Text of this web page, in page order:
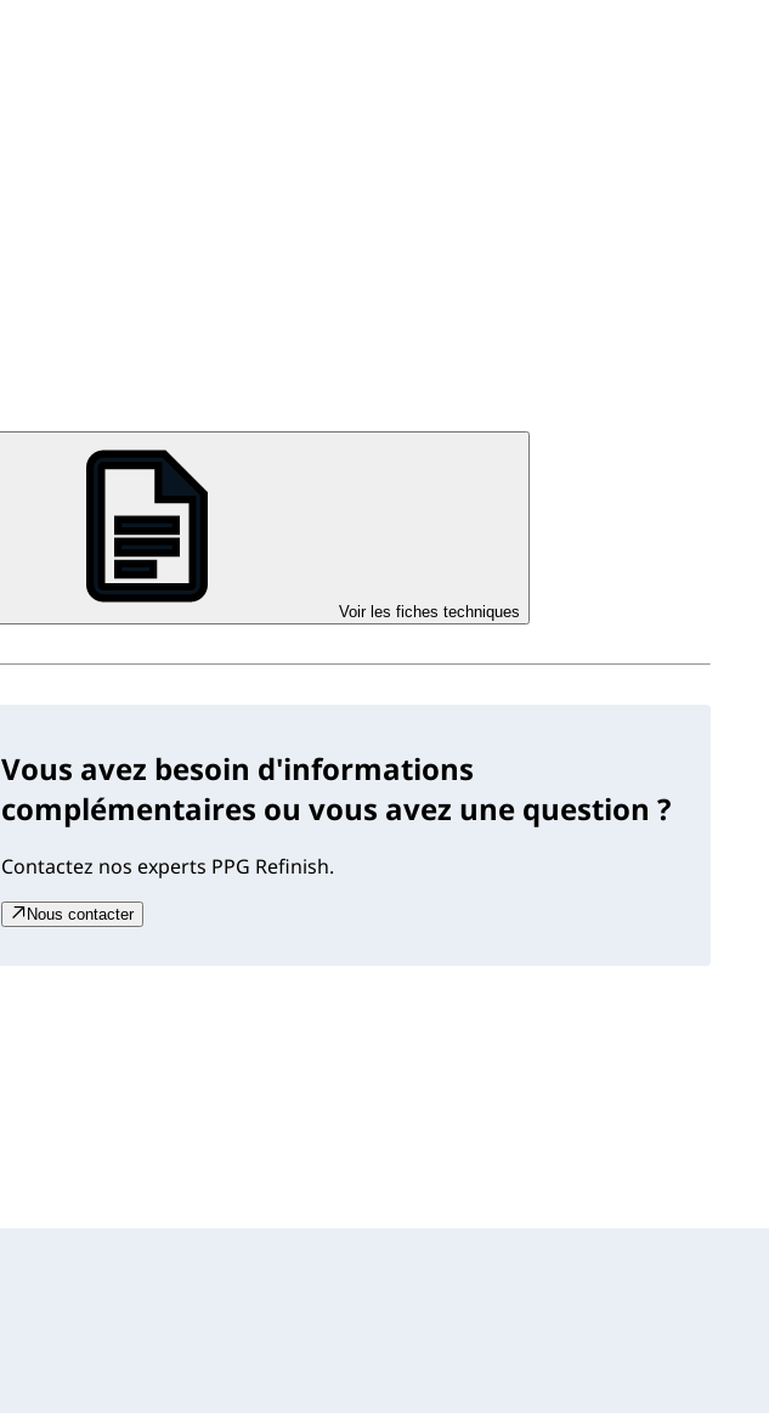
Voir les fiches techniques
Vous avez besoin d'informations
complémentaires ou vous avez une question ?
Contactez nos experts PPG Refinish.
Nous contacter